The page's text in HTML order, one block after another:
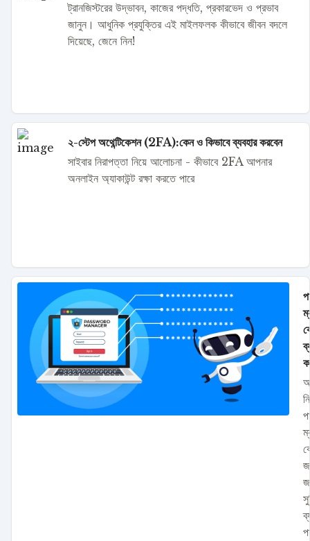
ট্রানজিস্টরের উদ্ভাবন, কাজের পদ্ধতি, প্রকারভেদ ও প্রভাব
জানুন। আধুনিক প্রযুক্তির এই মাইলফলক কীভাবে জীবন বদলে
দিয়েছে, জেনে নিন!
২-স্টেপ অথেন্টিকেশন (2FA):কেন ও কিভাবে ব্যবহার করবেন
সাইবার নিরাপত্তা নিয়ে আলোচনা - কীভাবে 2FA আপনার
অনলাইন অ্যাকাউন্ট রক্ষা করতে পারে